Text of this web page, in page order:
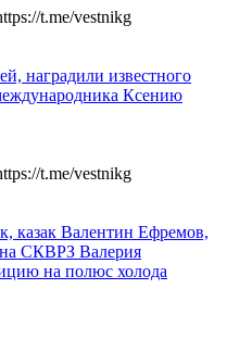
t.me/vestnikg
наградили известного
Ксению
t.me/vestnikg
казак Валентин Ефремов,
СКВРЗ Валерия
на полюс холода